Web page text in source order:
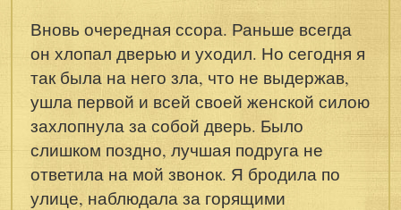
Вновь очередная ссора. Раньше всегда
он хлопал дверью и уходил. Но сегодня я
так была на него зла, что не выдержав,
ушла первой и всей своей женской силою
захлопнула за собой дверь. Было
слишком поздно, лучшая подруга не
ответила на мой звонок. Я бродила по
улице, наблюдала за горящими